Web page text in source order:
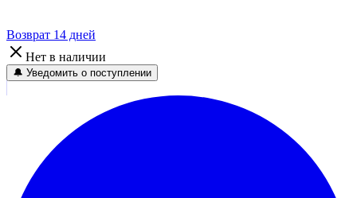
Возврат 14 дней
Нет в наличии
🔔 Уведомить о поступлении